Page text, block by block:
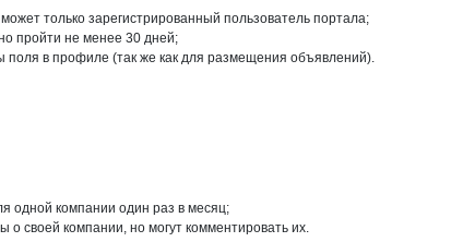
только зарегистрированный пользователь портала;
пройти не менее 30 дней;
в профиле (так же как для размещения объявлений).
одной компании один раз в месяц;
о своей компании, но могут комментировать их.